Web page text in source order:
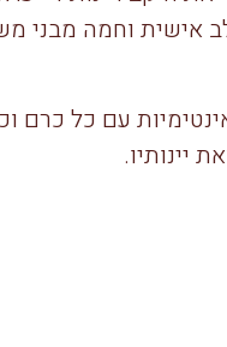
אישית וחמה מבני
עם כל כרם וכל
יינותיו.